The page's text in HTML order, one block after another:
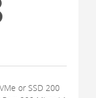
or SSD 200